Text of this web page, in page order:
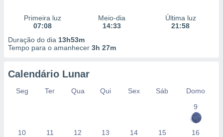
Primeira luz
07:08
Meio-dia
14:33
Última luz
21:58
Duração do dia 13h53m
Tempo para o amanhecer 3h 27m
Calendário Lunar
Seg Ter Qua Qui Sex Sáb
Domo
9
10 11 12 13 14 15 16